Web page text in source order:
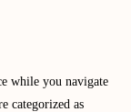
while you navigate
categorized as